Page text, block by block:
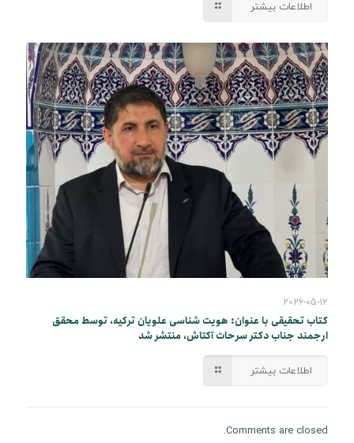
اطلاعات بیشتر
2026-05-12
کتاب تحقیقی با عنوان: هویت شناسی علویان ترکیه، توسط محقق
ارجمند جناب دکتر سرحات آکتاش، منتشر شد
اطلاعات بیشتر
Comments are closed.